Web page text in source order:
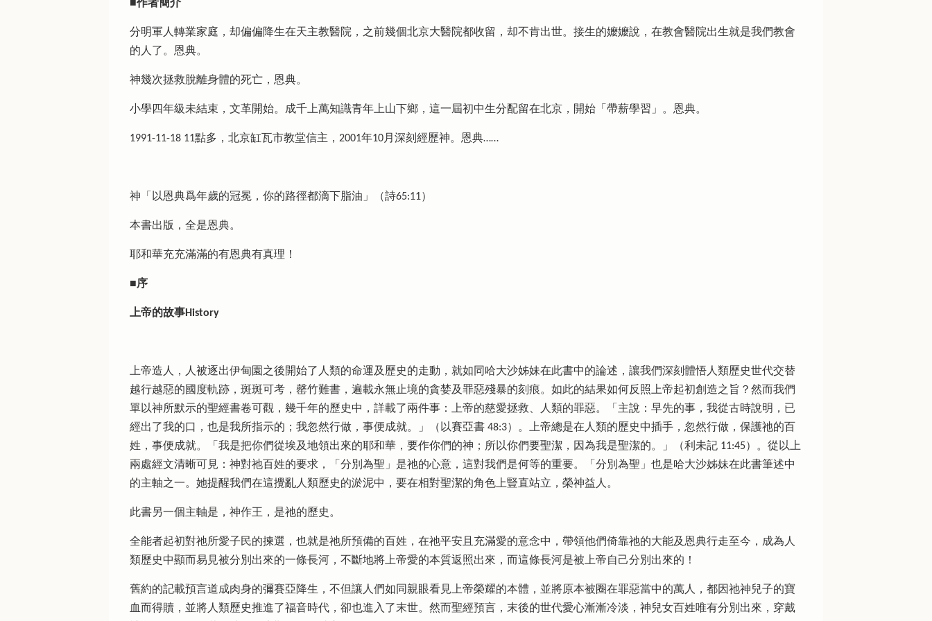
■作者簡介
分明軍人轉業家庭，却偏偏降生在天主教醫院，之前幾個北京大醫院都收留，却不肯出世。接生的嬤嬤說，在教會醫院出生就是我們教會
的人了。恩典。
神幾次拯救脫離身體的死亡，恩典。
小學四年級未結束，文革開始。成千上萬知識青年上山下鄉，這一屆初中生分配留在北京，開始「帶薪學習」。恩典。
1991-11-18 11點多，北京缸瓦市教堂信主，2001年10月深刻經歷神。恩典……
神「以恩典爲年歲的冠冕，你的路徑都滴下脂油」（詩65:11）
本書出版，全是恩典。
耶和華充充滿滿的有恩典有真理！
■序
上帝的故事History
上帝造人，人被逐出伊甸園之後開始了人類的命運及歷史的走動，就如同哈大沙姊妹在此書中的論述，讓我們深刻體悟人類歷史世代交替
越行越惡的國度軌跡，斑斑可考，罄竹難書，遍載永無止境的貪婪及罪惡殘暴的刻痕。如此的結果如何反照上帝起初創造之旨？然而我們
單以神所默示的聖經書卷可觀，幾千年的歷史中，詳載了兩件事：上帝的慈愛拯救、人類的罪惡。「主說：早先的事，我從古時說明，已
經出了我的口，也是我所指示的；我忽然行做，事便成就。」（以賽亞書‬ ‭48‬:‭3‬）。上帝總是在人類的歷史中插手，忽然行做，保護祂的百
姓，事便成就。「我是把你們從埃及地領出來的耶和華，要作你們的神；所以你們要聖潔，因為我是聖潔的。」（利未記‬ ‭11‬:‭45‬）‭。從以上
兩處經文清晰可見：神對祂百姓的要求，「分別為聖」是祂的心意，這對我們是何等的重要。「分別為聖」也是哈大沙姊妹在此書筆述中
的主軸之一。她提醒我們在這攪亂人類歷史的淤泥中，要在相對聖潔的角色上豎直站立，榮神益人。‬‬‬‬‬‬‬‬‬‬‬‬‬‬‬‬‬‬‬‬‬‬‬‬‬‬‬‬‬‬‬‬‬‬‬‬‬‬‬‬‬‬‬‬‬
‬‬‬‬‬‬‬‬‬‬‬‬‬‬‬‬‬‬‬‬‬‬‬‬‬‬‬‬‬‬‬‬‬‬‬‬‬‬‬‬‬‬‬‬‬‬‬‬‬‬‬‬‬‬‬‬‬‬‬‬‬‬‬‬‬‬‬‬‬‬‬‬‬‬‬‬‬‬此書另一個主軸是，神作王，是祂的歷史。
全能者起初對祂所愛子民的揀選，也就是祂所預備的百姓，在祂平安且充滿愛的意念中，帶領他們倚靠祂的大能及恩典行走至今，成為人
類歷史中顯而易見被分別出來的一條長河，不斷地將上帝愛的本質返照出來，而這條長河是被上帝自己分別出來的！
舊約的記載預言道成肉身的彌賽亞降生，不但讓人們如同親眼看見上帝榮耀的本體，並將原本被圈在罪惡當中的萬人，都因祂神兒子的寶
血而得贖，並將人類歷史推進了福音時代，卻也進入了末世。然而聖經預言，末後的世代愛心漸漸冷淡，神兒女百姓唯有分別出來，穿戴